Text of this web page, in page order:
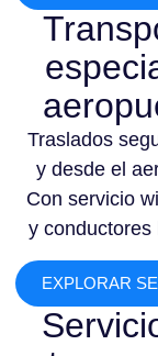
Traslados
y desde el
Con servicio
y conductores
EXPLORAR